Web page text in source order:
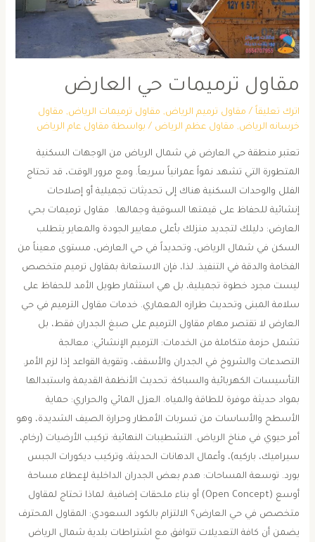
مقاول ترميمات حي العارض
اترك تعليقاً / مقاول ترميم الرياض, مقاول ترميمات الرياض, مقاول
خرسانه الرياض, مقاول عظم الرياض / بواسطة مقاول عام الرياض
تعتبر منطقة حي العارض في شمال الرياض من الوجهات السكنية
المتطورة التي تشهد نمواً عمرانياً سريعاً. ومع مرور الوقت، قد تحتاج
الفلل والوحدات السكنية هناك إلى تحديثات تجميلية أو إصلاحات
إنشائية للحفاظ على قيمتها السوقية وجمالها. ​ ​مقاول ترميمات بحي
العارض: دليلك لتجديد منزلك بأعلى معايير الجودة والمعاير ​يتطلب
السكن في شمال الرياض، وتحديداً في حي العارض، مستوى معيناً من
الفخامة والدقة في التنفيذ. لذا، فإن الاستعانة بمقاول ترميم متخصص
ليست مجرد خطوة تجميلية، بل هي استثمار طويل الأمد للحفاظ على
سلامة المبنى وتحديث طرازه المعماري. ​خدمات مقاول الترميم في حي
العارض ​لا تقتصر مهام مقاول الترميم على صبغ الجدران فقط، بل
تشمل حزمة متكاملة من الخدمات: ​الترميم الإنشائي: معالجة
التصدعات والشروخ في الجدران والأسقف، وتقوية القواعد إذا لزم الأمر. ​
التأسيسات الكهربائية والسباكة: تحديث الأنظمة القديمة واستبدالها
بمواد حديثة موفرة للطاقة والمياه. ​العزل المائي والحراري: حماية
الأسطح والأساسات من تسربات الأمطار وحرارة الصيف الشديدة، وهو
أمر حيوي في مناخ الرياض. ​التشطيبات النهائية: تركيب الأرضيات (رخام،
سيراميك، باركيه)، وأعمال الدهانات الحديثة، وتركيب ديكورات الجبس
بورد. ​توسعة المساحات: هدم بعض الجدران الداخلية لإعطاء مساحة
أوسع (Open Concept) أو بناء ملحقات إضافية. ​لماذا تحتاج لمقاول
متخصص في حي العارض؟ ​الالتزام بالكود السعودي: المقاول المحترف
يضمن أن كافة التعديلات تتوافق مع اشتراطات بلدية شمال الرياض